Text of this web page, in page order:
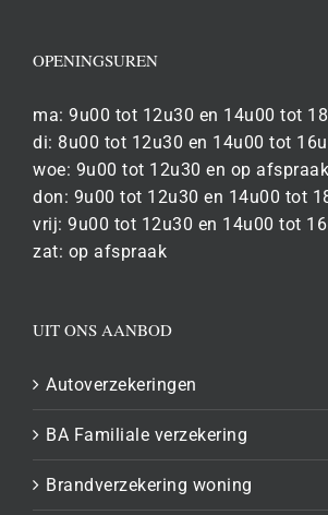
OPENINGSUREN
ma: 9u00 tot 12u30 en 14u00 tot
di: 8u00 tot 12u30 en 14u00 tot
woe: 9u00 tot 12u30 en op afspraak
don: 9u00 tot 12u30 en 14u00 tot
vrij: 9u00 tot 12u30 en 14u00 tot
zat: op afspraak
UIT ONS AANBOD
Autoverzekeringen
BA Familiale verzekering
Brandverzekering woning